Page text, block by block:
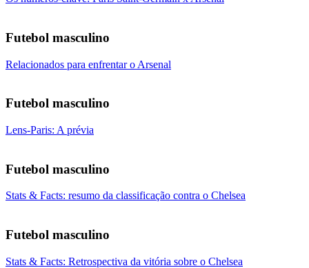
Futebol masculino
Relacionados para enfrentar o Arsenal
Futebol masculino
Lens-Paris: A prévia
Futebol masculino
Stats & Facts: resumo da classificação contra o Chelsea
Futebol masculino
Stats & Facts: Retrospectiva da vitória sobre o Chelsea